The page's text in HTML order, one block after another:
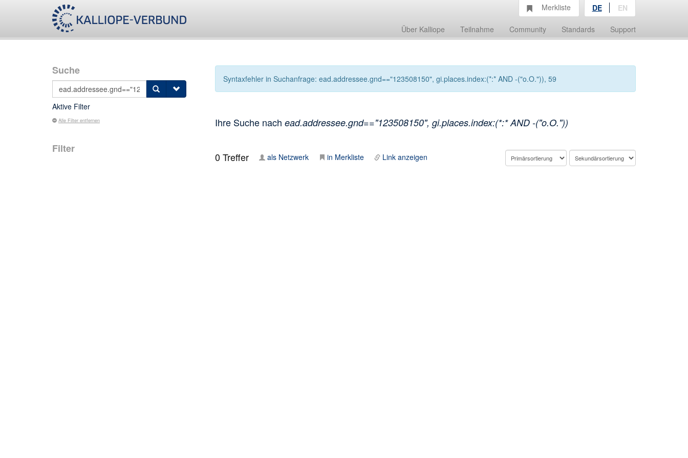
Über Kalliope Teilnahme Community Standards Support
Merkliste DE EN
Suche
Aktive Filter
Alle Filter entfernen
Filter
Syntaxfehler in Suchanfrage: ead.addressee.gnd=="123508150", gi.places.index:(*:* AND -("o.O.")), 59
Ihre Suche nach ead.addressee.gnd=="123508150", gi.places.index:(*:* AND -("o.O."))
0Treffer als Netzwerk in Merkliste Link anzeigen